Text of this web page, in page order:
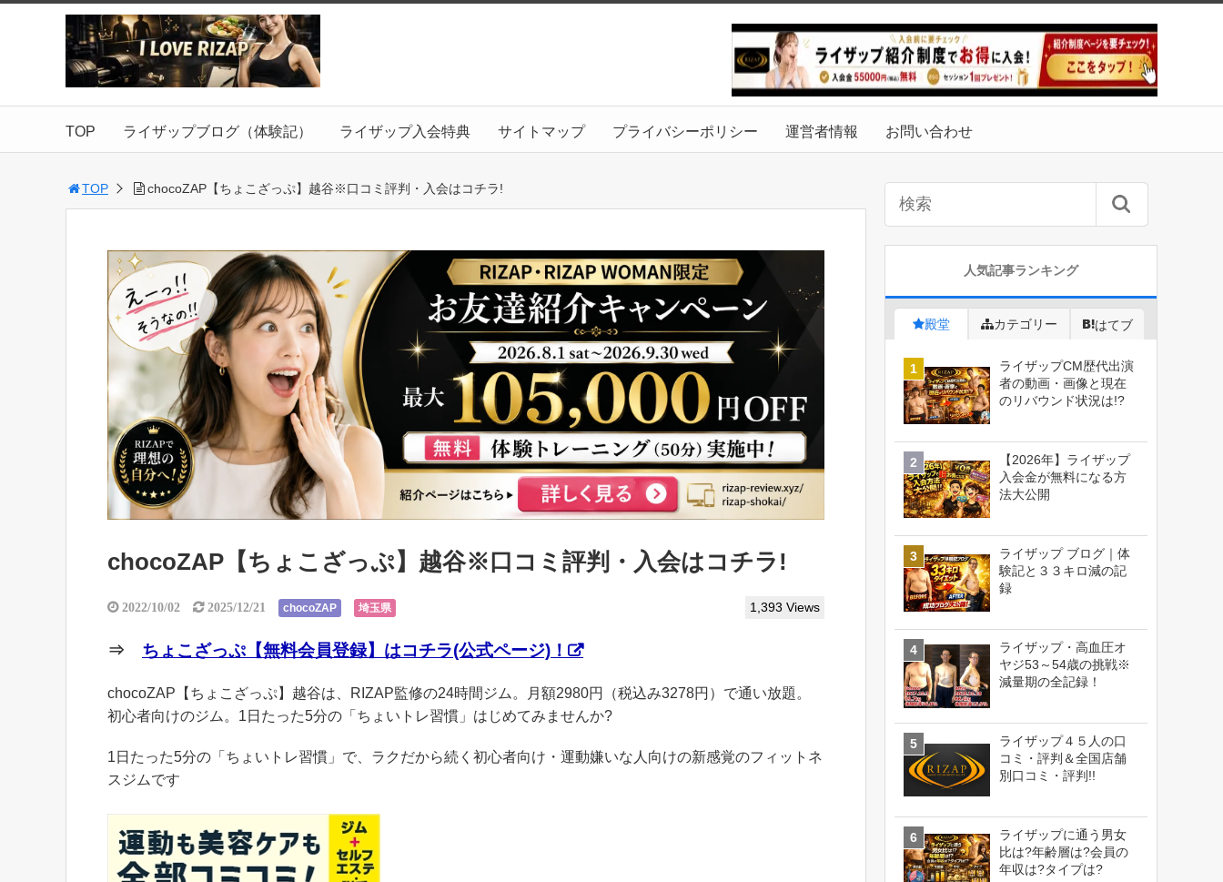
TOP ライザップブログ（体験記） ライザップ入会特典 サイトマップ プライバシーポリシー 運営者情報 お問い合わせ
TOP chocoZAP【ちょこざっぷ】越谷※口コミ評判・入会はコチラ!
chocoZAP【ちょこざっぷ】越谷※口コミ評判・入会はコチラ!
2022/10/02 2025/12/21 chocoZAP 埼玉県 1,393 Views
⇒ ちょこざっぷ【無料会員登録】はコチラ(公式ページ)！
chocoZAP【ちょこざっぷ】越谷は、RIZAP監修の24時間ジム。月額2980円（税込み3278円）で通い放題。
初心者向けのジム。1日たった5分の「ちょいトレ習慣」はじめてみませんか?
1日たった5分の「ちょいトレ習慣」で、ラクだから続く初心者向け・運動嫌いな人向けの新感覚のフィットネ
スジムです
人気記事ランキング
殿堂 カテゴリー はてブ
ライザップCM歴代出演
者の動画・画像と現在
のリバウンド状況は!?
【2026年】ライザップ
入会金が無料になる方
法大公開
ライザップ ブログ｜体
験記と３３キロ減の記
録
ライザップ・高血圧オ
ヤジ53～54歳の挑戦※
減量期の全記録！
ライザップ４５人の口
コミ・評判＆全国店舗
別口コミ・評判!!
ライザップに通う男女
比は?年齢層は?会員の
年収は?タイプは?